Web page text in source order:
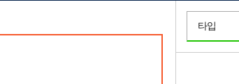
타입